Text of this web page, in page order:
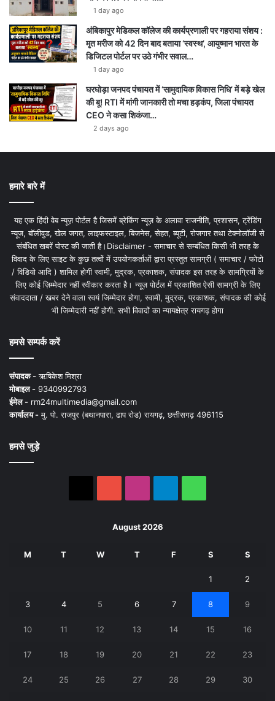
1 day ago
अंबिकापुर मेडिकल कॉलेज की कार्यप्रणाली पर गहराया संशय :
मृत मरीज को 42 दिन बाद बताया ‘स्वस्थ’, आयुष्मान भारत के
डिजिटल पोर्टल पर उठे गंभीर सवाल…
1 day ago
घरघोड़ा जनपद पंचायत में ‘सामुदायिक विकास निधि’ में बड़े खेल
की बू! RTI में मांगी जानकारी तो मचा हड़कंप, जिला पंचायत
CEO ने कसा शिकंजा…
2 days ago
हमारे बारे में
यह एक हिंदी वेब न्यूज़ पोर्टल है जिसमें ब्रेकिंग न्यूज़ के अलावा राजनीति, प्रशासन, ट्रेंडिंग
न्यूज, बॉलीवुड, खेल जगत, लाइफस्टाइल, बिजनेस, सेहत, ब्यूटी, रोजगार तथा टेक्नोलॉजी से
संबंधित खबरें पोस्ट की जाती है।Disclaimer - समाचार से सम्बंधित किसी भी तरह के
विवाद के लिए साइट के कुछ तत्वों में उपयोगकर्ताओं द्वारा प्रस्तुत सामग्री ( समाचार / फोटो
/ विडियो आदि ) शामिल होगी स्वामी, मुद्रक, प्रकाशक, संपादक इस तरह के सामग्रियों के
लिए कोई ज़िम्मेदार नहीं स्वीकार करता है। न्यूज़ पोर्टल में प्रकाशित ऐसी सामग्री के लिए
संवाददाता / खबर देने वाला स्वयं जिम्मेदार होगा, स्वामी, मुद्रक, प्रकाशक, संपादक की कोई
भी जिम्मेदारी नहीं होगी. सभी विवादों का न्यायक्षेत्र रायगढ़ होगा
हमसे सम्पर्क करें
संपादक -ऋषिकेश मिश्रा
मोबाइल - 9340992793
ईमेल - rm24multimedia@gmail.com
कार्यालय -मु. पो. राजपुर (बथानपारा, ढाप रोड) रायगढ़, छत्तीसगढ़ 496115
हमसे जुड़े
August 2026
M T W T F S S
1 2
3 4 5 6 7 8 9
10 11 12 13 14 15 16
17 18 19 20 21 22 23
24 25 26 27 28 29 30